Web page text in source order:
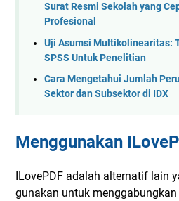
Surat Resmi Sekolah yang
Profesional
Uji Asumsi Multikolinearitas:
SPSS Untuk Penelitian
Cara Mengetahui Jumlah
Sektor dan Subsektor di IDX
Menggunakan
ILovePDF adalah alternatif lain
gunakan untuk